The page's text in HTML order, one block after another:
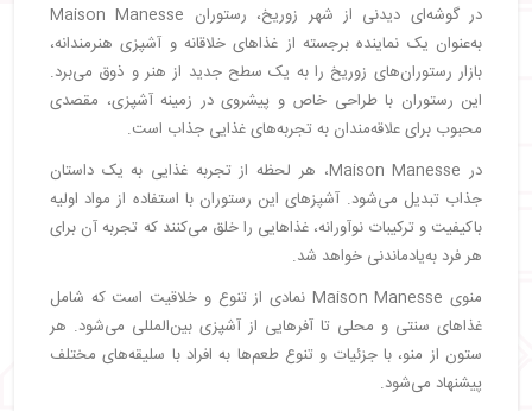
در گوشه‌ای دیدنی از شهر زوریخ، رستوران Maison Manesse
به‌عنوان یک نماینده برجسته از غذاهای خلاقانه و آشپزی هنرمندانه،
بازار رستوران‌های زوریخ را به یک سطح جدید از هنر و ذوق می‌برد.
این رستوران با طراحی خاص و پیشروی در زمینه آشپزی، مقصدی
محبوب برای علاقه‌مندان به تجربه‌های غذایی جذاب است.
در Maison Manesse، هر لحظه از تجربه غذایی به یک داستان
جذاب تبدیل می‌شود. آشپزهای این رستوران با استفاده از مواد اولیه
باکیفیت و ترکیبات نوآورانه، غذاهایی را خلق می‌کنند که تجربه آن برای
هر فرد به‌یادماندنی خواهد شد.
منوی Maison Manesse نمادی از تنوع و خلاقیت است که شامل
غذاهای سنتی و محلی تا آفرهایی از آشپزی بین‌المللی می‌شود. هر
ستون از منو، با جزئیات و تنوع طعم‌ها به افراد با سلیقه‌های مختلف
پیشنهاد می‌شود.